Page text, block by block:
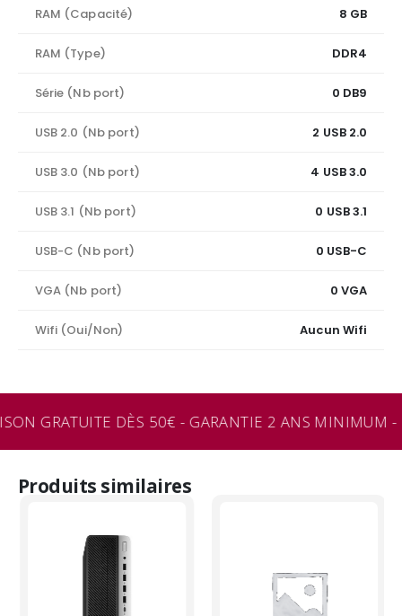
RAM (Capacité) 8 GB
RAM (Type) DDR4
Série (Nb port) 0 DB9
USB 2.0 (Nb port) 2 USB 2.0
USB 3.0 (Nb port) 4 USB 3.0
USB 3.1 (Nb port) 0 USB 3.1
USB-C (Nb port) 0 USB-C
VGA (Nb port) 0 VGA
Wifi (Oui/Non) Aucun Wifi
GRATUITE DÈS 50€ - GARANTIE 2 ANS MINIMUM
Produits similaires